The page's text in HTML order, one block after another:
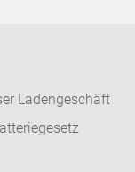
Ladengeschäft